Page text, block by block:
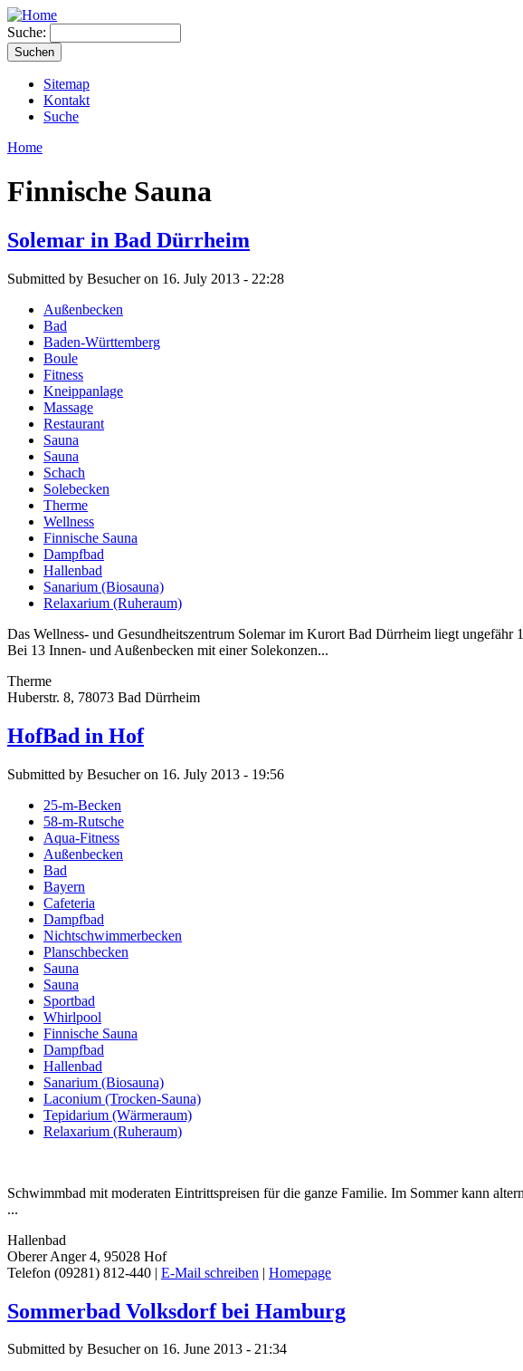
Suche:
Sitemap
Kontakt
Suche
Home
Finnische Sauna
Solemar in Bad Dürrheim
Submitted by Besucher on 16. July 2013 - 22:28
Außenbecken
Bad
Baden-Württemberg
Boule
Fitness
Kneippanlage
Massage
Restaurant
Sauna
Sauna
Schach
Solebecken
Therme
Wellness
Finnische Sauna
Dampfbad
Hallenbad
Sanarium (Biosauna)
Relaxarium (Ruheraum)
Das Wellness- und Gesundheitszentrum Solemar im Kurort Bad Dürrheim liegt
Bei 13 Innen- und Außenbecken mit einer Solekonzen...
Therme
Huberstr. 8, 78073 Bad Dürrheim
HofBad in Hof
Submitted by Besucher on 16. July 2013 - 19:56
25-m-Becken
58-m-Rutsche
Aqua-Fitness
Außenbecken
Bad
Bayern
Cafeteria
Dampfbad
Nichtschwimmerbecken
Planschbecken
Sauna
Sauna
Sportbad
Whirlpool
Finnische Sauna
Dampfbad
Hallenbad
Sanarium (Biosauna)
Laconium (Trocken-Sauna)
Tepidarium (Wärmeraum)
Relaxarium (Ruheraum)
Schwimmbad mit moderaten Eintrittspreisen für die ganze Familie. Im Sommer kann
...
Hallenbad
Oberer Anger 4, 95028 Hof
Telefon (09281) 812-440 | E-Mail schreiben | Homepage
Sommerbad Volksdorf bei Hamburg
Submitted by Besucher on 16. June 2013 - 21:34